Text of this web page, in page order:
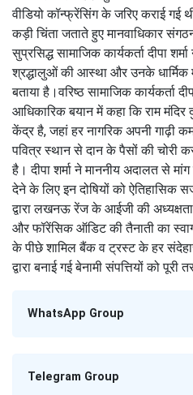
राम मंदिर दान घोटाला
राम मंदिर दान घोटाला मानवीय मूल्यों पर
बख्शे अदालत — दीपा शर्मा (प्रदेश अध्यक्ष,
अयोध्या के भव्य श्री राम जन्मभूमि मंदिर में
चढ़ावे की चोरी मामले में भ्रष्टाचार
न्यायिक रिमांड 14 दिन और बढ़ाकर
आदेश दिया है। सुरक्षा कारणों से जिला जेल
जताते हुए मानवाधिकार संगठन की
कार्यकर्ता दीपा शर्मा ने इसे देश-विदेश
शर्मा ने चंडीगढ़ से जारी अपने आधिकारिक